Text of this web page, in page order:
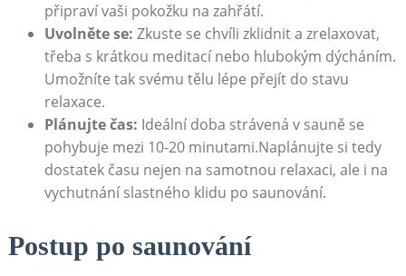
připraví vaši pokožku na zahřátí.
Uvolněte se: Zkuste se chvíli zklidnit a zrelaxovat,
třeba s krátkou meditací nebo hlubokým dýcháním.
Umožníte tak svému tělu lépe přejít do stavu
relaxace.
Plánujte čas: Ideální doba strávená v sauně se
pohybuje mezi 10-20 minutami.Naplánujte si tedy
dostatek času nejen na samotnou relaxaci, ale i na
vychutnání slastného klidu po saunování.
Postup po saunování